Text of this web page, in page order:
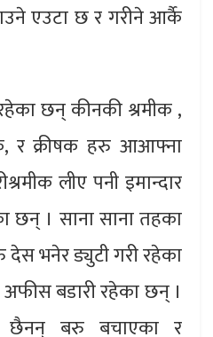
एउटा छ र गरीने आर्कै
छन् कीनकी श्रमीक ,
र क्रीषक हरु आआफ्ना
लीए पनी इमान्दार
छन् । साना साना तहका
देस भनेर ड्युटी गरी रहेका
बडारी रहेका छन् ।
छैनन् बरु बचाएका र